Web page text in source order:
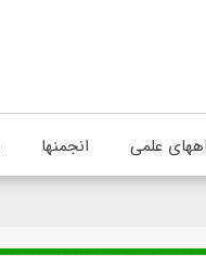
علمی انجمنها